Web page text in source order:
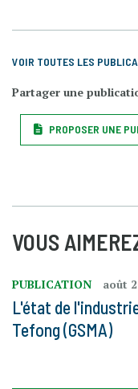
VOIR TOUTES LES
Partager une
PROPOSER UNE
VOUS
PUBLICATION août
L'état de
Tefong (GSMA)